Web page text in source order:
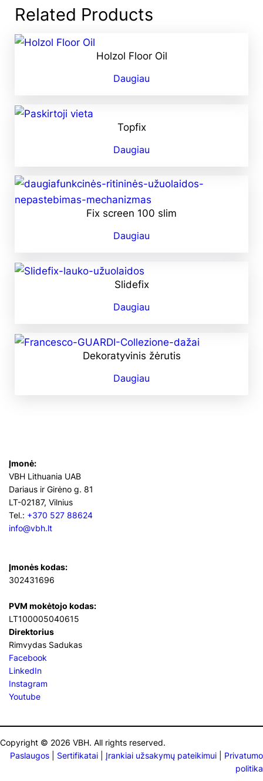
Related Products
Holzol Floor Oil
Daugiau
Topfix
Daugiau
Fix screen 100 slim
Daugiau
Slidefix
Daugiau
Dekoratyvinis žėrutis
Daugiau
Įmonė:
VBH Lithuania UAB
Dariaus ir Girėno g. 81
LT-02187, Vilnius
Tel.: +370 527 88624
info@vbh.lt
Įmonės kodas:
302431696
PVM mokėtojo kodas:
LT100005040615
Direktorius
Rimvydas Sadukas
Facebook
LinkedIn
Instagram
Youtube
Copyright © 2026 VBH. All rights reserved.
Paslaugos
Sertifikatai Įrankiai užsakymų pateikimui
Privatumo
politika